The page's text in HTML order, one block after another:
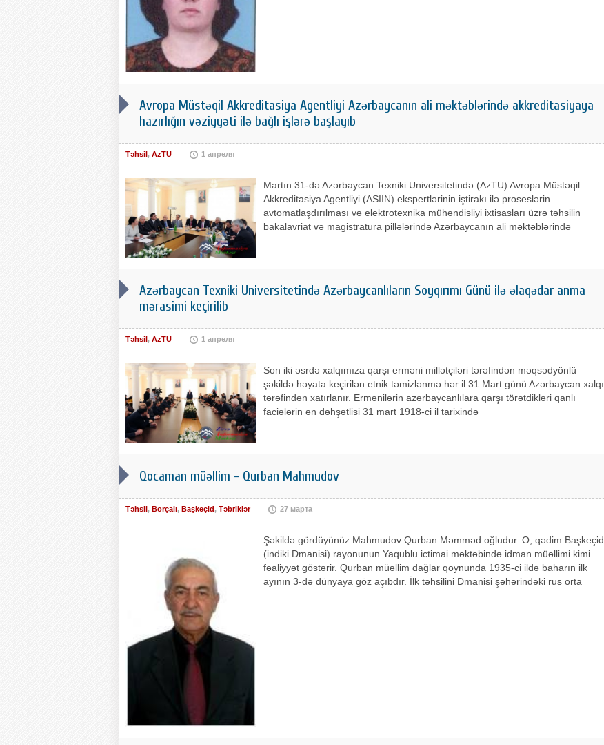
Avropa Müstəqil Akkreditasiya Agentliyi Azərbaycanın ali məktəblərində akkreditasiyaya
hazırlığın vəziyyəti ilə bağlı işlərə başlayıb
Təhsil , AzTU 1 апреля
Martın 31-də Azərbaycan Texniki Universitetində (AzTU) Avropa Müstəqil
Akkreditasiya Agentliyi (ASIIN) ekspertlərinin iştirakı ilə proseslərin
avtomatlaşdırılması və elektrotexnika mühəndisliyi ixtisasları üzrə təhsilin
bakalavriat və magistratura pillələrində Azərbaycanın ali məktəblərində
Azərbaycan Texniki Universitetində Azərbaycanlıların Soyqırımı Günü ilə əlaqədar anma
mərasimi keçirilib
Təhsil, AzTU 1 апреля
Son iki əsrdə xalqımıza qarşı erməni millətçiləri tərəfindən məqsədyönlü
şəkildə həyata keçirilən etnik təmizlənmə hər il 31 Mart günü Azərbaycan xalqı
tərəfindən xatırlanır. Ermənilərin azərbaycanlılara qarşı törətdikləri qanlı
faciələrin ən dəhşətlisi 31 mart 1918-ci il tarixində
Qocaman müəllim - Qurban Mahmudov
Təhsil, Borçalı, Başkeçid, Təbriklər 27 марта
Şəkildə gördüyünüz Mahmudov Qurban Məmməd oğludur. O, qədim Başkeçid
(indiki Dmanisi) rayonunun Yaqublu ictimai məktəbində idman müəllimi kimi
fəaliyyət göstərir. Qurban müəllim dağlar qoynunda 1935-ci ildə baharın ilk
ayının 3-də dünyaya göz açıbdır. İlk təhsilini Dmanisi şəhərindəki rus orta